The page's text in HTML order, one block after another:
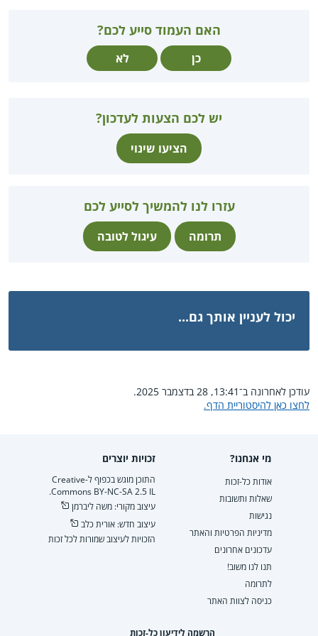
האם העמוד סייע לכם?
כן לא
יש לכם הצעות לעדכון?
הציעו שינוי
עזרו לנו להמשיך לסייע לכם
תרומה עיגול לטובה
יכול לעניין אותך גם...
עודכן לאחרונה ב־13:41, 28 בדצמבר 2025.
לחצו כאן להיסטוריית הדף.
מי אנחנו?
אודות כל-זכות
שאלות ותשובות
נגישות
מדיניות הפרטיות והאתר
עדכונים אחרונים
תנו לנו משוב!
לתרומה
כניסה לצוות האתר
זכויות יוצרים
התוכן מוגש בכפוף ל-Creative
Commons BY-NC-SA 2.5 IL.
עיצוב מקורי: משה ליברמן
עיצוב חדש: אורית כלב
הזכויות לעיצוב שמורות לכל זכות
הרשמה לידיעון כל-זכות